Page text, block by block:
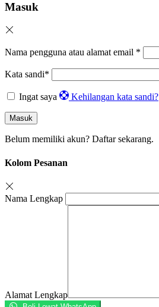
Masuk
Nama pengguna atau alamat email *
Kata sandi*
Ingat saya Kehilangan kata sandi?
Masuk
Belum memiliki akun? Daftar sekarang.
Kolom Pesanan
Nama Lengkap
Alamat Lengkap